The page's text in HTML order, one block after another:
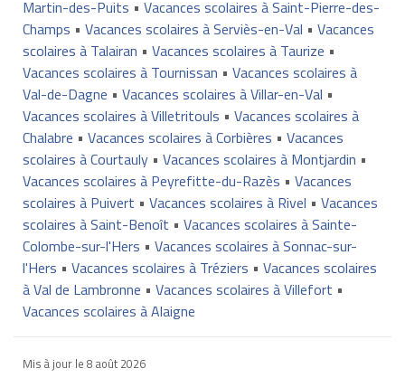
Martin-des-Puits • Vacances scolaires à Saint-Pierre-des-
Champs • Vacances scolaires à Serviès-en-Val • Vacances
scolaires à Talairan • Vacances scolaires à Taurize •
Vacances scolaires à Tournissan • Vacances scolaires à
Val-de-Dagne • Vacances scolaires à Villar-en-Val •
Vacances scolaires à Villetritouls • Vacances scolaires à
Chalabre • Vacances scolaires à Corbières • Vacances
scolaires à Courtauly• Vacances scolaires à Montjardin •
Vacances scolaires à Peyrefitte-du-Razès • Vacances
scolaires à Puivert • Vacances scolaires à Rivel • Vacances
scolaires à Saint-Benoît • Vacances scolaires à Sainte-
Colombe-sur-l'Hers • Vacances scolaires à Sonnac-sur-
l'Hers • Vacances scolaires à Tréziers • Vacances scolaires
à Val de Lambronne • Vacances scolaires à Villefort •
Vacances scolaires à Alaigne
Mis à jour le 8 août 2026